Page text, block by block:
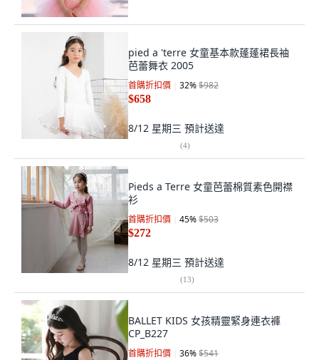
pied a 'terre 女童基本款蓬蓬裙長袖
芭蕾舞衣 2005
首購折扣價 32%$982
$658
8/12 星期三 預計送達
(4)
Pieds a Terre 女童芭蕾棉質素色開襟
衫
首購折扣價 45%$503
$272
8/12 星期三 預計送達
(13)
BALLET KIDS 女孩精靈緊身連衣褲
CP_B227
首購折扣價 36%$541